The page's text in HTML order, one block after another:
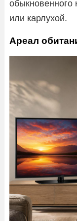
обыкновенного
или карлухой.
Ареал